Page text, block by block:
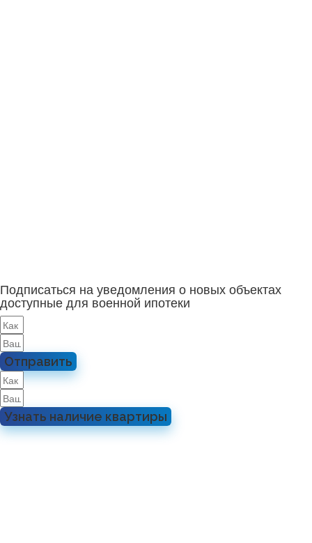
Подписаться на уведомления о новых объектах
доступные для военной ипотеки
Отправить
Узнать наличие квартиры